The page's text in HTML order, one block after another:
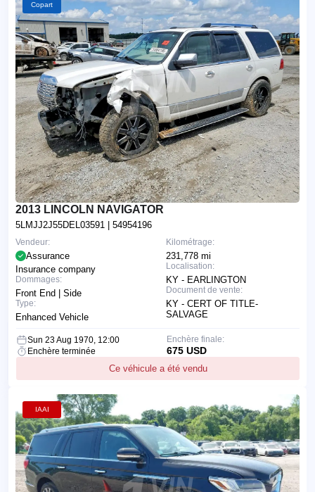
Copart
2013 LINCOLN NAVIGATOR
5LMJJ2J55DEL03591 | 54954196
Kilométrage:
231,778 mi
Localisation:
KY - EARLINGTON
Document de vente:
KY - CERT OF TITLE-
SALVAGE
Vendeur:
Assurance
Insurance company
Dommages:
Front End | Side
Type:
Enhanced Vehicle
Sun 23 Aug 1970, 12:00
Enchère terminée
Ce véhicule a été vendu
Enchère finale:
675 USD
IAAI